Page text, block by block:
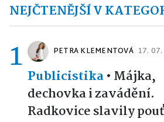
NEJČTENĚJŠÍ V
1 PETRA KLEMENTOVÁ 17.
Publicistika• Májka,
dechovka i zavádění.
Radkovice slavily pouť